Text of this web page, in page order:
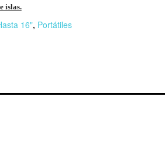
islas.
16", Portátiles